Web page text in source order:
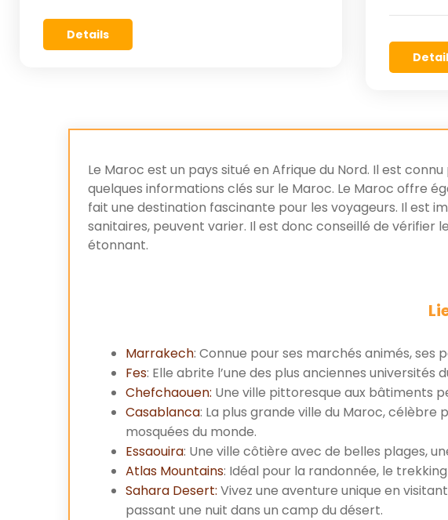
Details
Le Maroc est un pays situé en Afrique du Nord. Il est
quelques informations clés sur le Maroc. Le Maroc offre
fait une destination fascinante pour les voyageurs. Il est
sanitaires, peuvent varier. Il est donc conseillé de vérifier
étonnant.
Marrakech: Connue pour ses marchés animés,
Fes: Elle abrite l’une des plus anciennes
Chefchaouen: Une ville pittoresque aux bâtiments
Casablanca: La plus grande ville du Maroc, célèbre
mosquées du monde.
Essaouira: Une ville côtière avec de belles plages,
Atlas Mountains: Idéal pour la randonnée, le
Sahara Desert: Vivez une aventure unique en
passant une nuit dans un camp du désert.